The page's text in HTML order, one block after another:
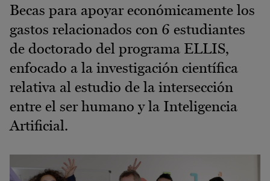
Becas para apoyar económicamente los
gastos relacionados con 6 estudiantes
de doctorado del programa ELLIS,
enfocado a la investigación científica
relativa al estudio de la intersección
entre el ser humano y la Inteligencia
Artificial.